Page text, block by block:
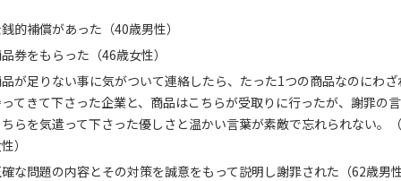
的補償があった（40歳男性）
券をもらった（46歳女性）
が足りない事に気がついて連絡したら、たった1つの商品なのにわざ
てきて下さった企業と、商品はこちらが受取りに行ったが、謝罪の
らを気遣って下さった優しさと温かい言葉が素敵で忘れられない。
）
な問題の内容とその対策を誠意をもって説明し謝罪された（62歳男